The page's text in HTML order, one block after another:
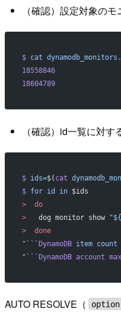
（確認）設定対象の
$ cat
18558846
18604789
（確認）id一覧に対
$ ids=$( cat
$ for id in $ids
>
  do
>
   dog monitor show
"${
>
  done
" ``` DynamoDB item
"``` DynamoDB account
AUTO RESOLVE（